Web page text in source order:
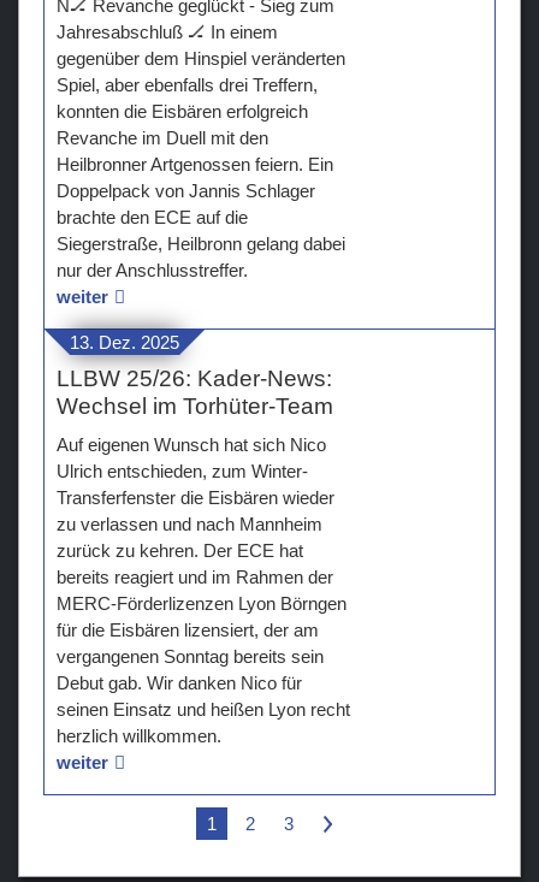
N🏒 Revanche geglückt - Sieg zum
Jahresabschluß 🏒 In einem
gegenüber dem Hinspiel veränderten
Spiel, aber ebenfalls drei Treffern,
konnten die Eisbären erfolgreich
Revanche im Duell mit den
Heilbronner Artgenossen feiern. Ein
Doppelpack von Jannis Schlager
brachte den ECE auf die
Siegerstraße, Heilbronn gelang dabei
nur der Anschlusstreffer.
weiter
13. Dez. 2025
LLBW 25/26: Kader-News:
Wechsel im Torhüter-Team
Auf eigenen Wunsch hat sich Nico
Ulrich entschieden, zum Winter-
Transferfenster die Eisbären wieder
zu verlassen und nach Mannheim
zurück zu kehren. Der ECE hat
bereits reagiert und im Rahmen der
MERC-Förderlizenzen Lyon Börngen
für die Eisbären lizensiert, der am
vergangenen Sonntag bereits sein
Debut gab. Wir danken Nico für
seinen Einsatz und heißen Lyon recht
herzlich willkommen.
weiter
1 2 3 >